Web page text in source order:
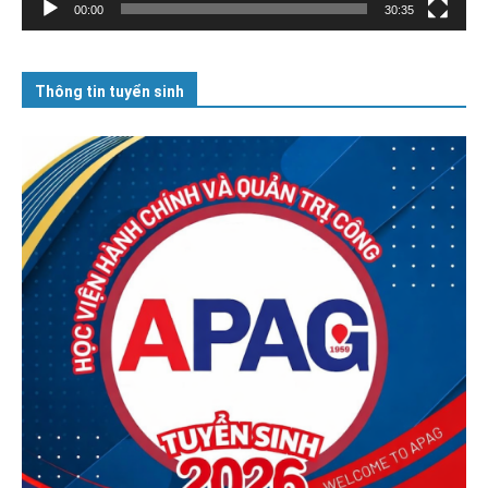
00:00 30:35
Thông tin tuyển sinh